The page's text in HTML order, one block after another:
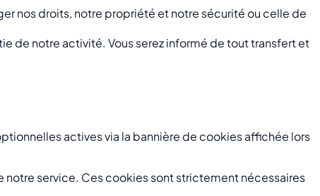
nos droits, notre propriété et notre sécurité ou celle de
de notre activité. Vous serez informé de tout transfert et
actives via la bannière de cookies affichée lors
service. Ces cookies sont strictement nécessaires